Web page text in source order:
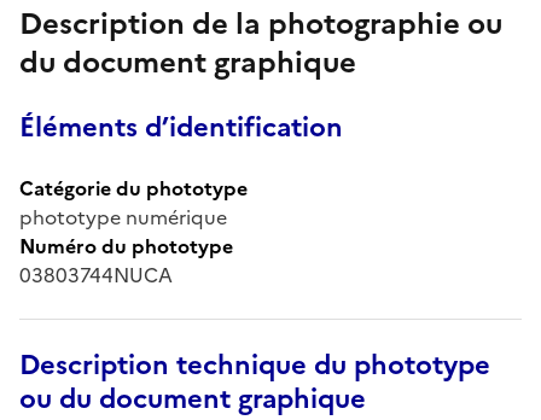
Description de la photographie ou
du document graphique
Éléments d’identification
Catégorie du phototype
phototype numérique
Numéro du phototype
03803744NUCA
Description technique du phototype
ou du document graphique